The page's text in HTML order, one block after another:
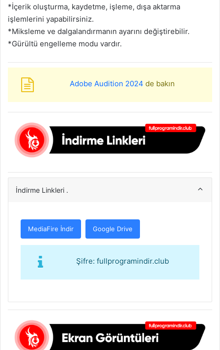
*İçerik oluşturma, kaydetme, işleme, dışa aktarma
işlemlerini yapabilirsiniz.
*Miksleme ve dalgalandırmanın ayarını değiştirebilir.
*Gürültü engelleme modu vardır.
Adobe Audition 2024 de bakın
İndirme Linkleri .
MediaFire İndir Google Drive
Şifre: fullprogramindir.club